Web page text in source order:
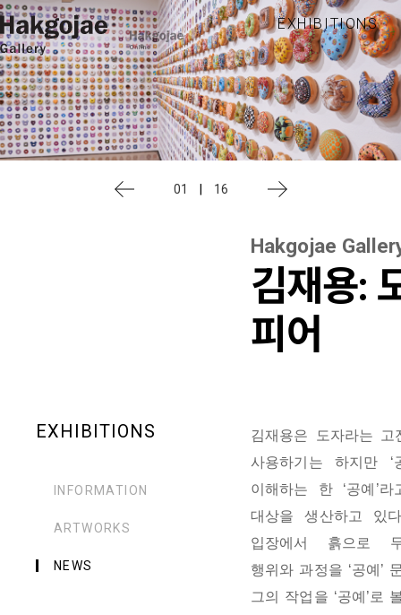
EXHIBITIONS
01 16
EXHIBITIONS
INFORMATION
ARTWORKS
NEWS
Hakgojae
김재용:
피어
김재용은 도자라는
사용하기는 하지만 ‘
이해하는 한 ‘공예’
대상을 생산하고 있
입장에서 흙으로
행위와 과정을 ‘공예’
그의 작업을 ‘공예’로